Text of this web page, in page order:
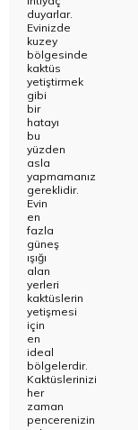
duyarlar.
Evinizde
kuzey
bölgesinde
kaktüs
yetiştirmek
gibi
bir
hatayı
bu
yüzden
asla
yapmamanız
gereklidir.
Evin
en
fazla
güneş
ışığı
alan
yerleri
kaktüslerin
yetişmesi
için
en
ideal
bölgelerdir.
Kaktüslerinizi
her
zaman
pencerenizin